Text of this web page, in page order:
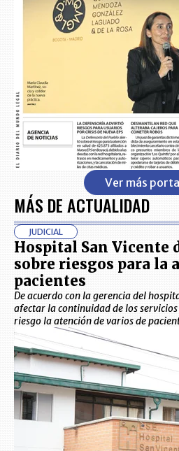
Ver más
MÁS DE ACTUALIDAD
JUDICIAL
Hospital San Vicente
sobre riesgos para la
pacientes
De acuerdo con la gerencia del
afectar la continuidad de los
riesgo la atención de varios de